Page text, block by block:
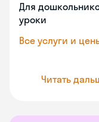
Для
уроки
Все услуги и
Читать